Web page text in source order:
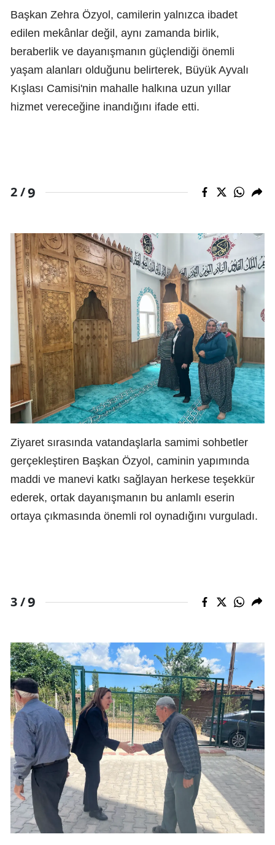
Başkan Zehra Özyol, camilerin yalnızca ibadet
edilen mekânlar değil, aynı zamanda birlik,
beraberlik ve dayanışmanın güçlendiği önemli
yaşam alanları olduğunu belirterek, Büyük Ayvalı
Kışlası Camisi'nin mahalle halkına uzun yıllar
hizmet vereceğine inandığını ifade etti.
2 /9
Ziyaret sırasında vatandaşlarla samimi sohbetler
gerçekleştiren Başkan Özyol, caminin yapımında
maddi ve manevi katkı sağlayan herkese teşekkür
ederek, ortak dayanışmanın bu anlamlı eserin
ortaya çıkmasında önemli rol oynadığını vurguladı.
3 /9